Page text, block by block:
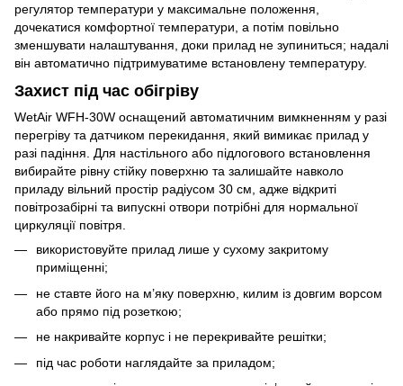
регулятор температури у максимальне положення,
дочекатися комфортної температури, а потім повільно
зменшувати налаштування, доки прилад не зупиниться; надалі
він автоматично підтримуватиме встановлену температуру.
Захист під час обігріву
WetAir WFH-30W оснащений автоматичним вимкненням у разі
перегріву та датчиком перекидання, який вимикає прилад у
разі падіння. Для настільного або підлогового встановлення
вибирайте рівну стійку поверхню та залишайте навколо
приладу вільний простір радіусом 30 см, адже відкриті
повітрозабірні та випускні отвори потрібні для нормальної
циркуляції повітря.
використовуйте прилад лише у сухому закритому
приміщенні;
не ставте його на м’яку поверхню, килим із довгим ворсом
або прямо під розеткою;
не накривайте корпус і не перекривайте решітки;
під час роботи наглядайте за приладом;